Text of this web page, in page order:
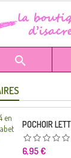

Prix
6,95 €